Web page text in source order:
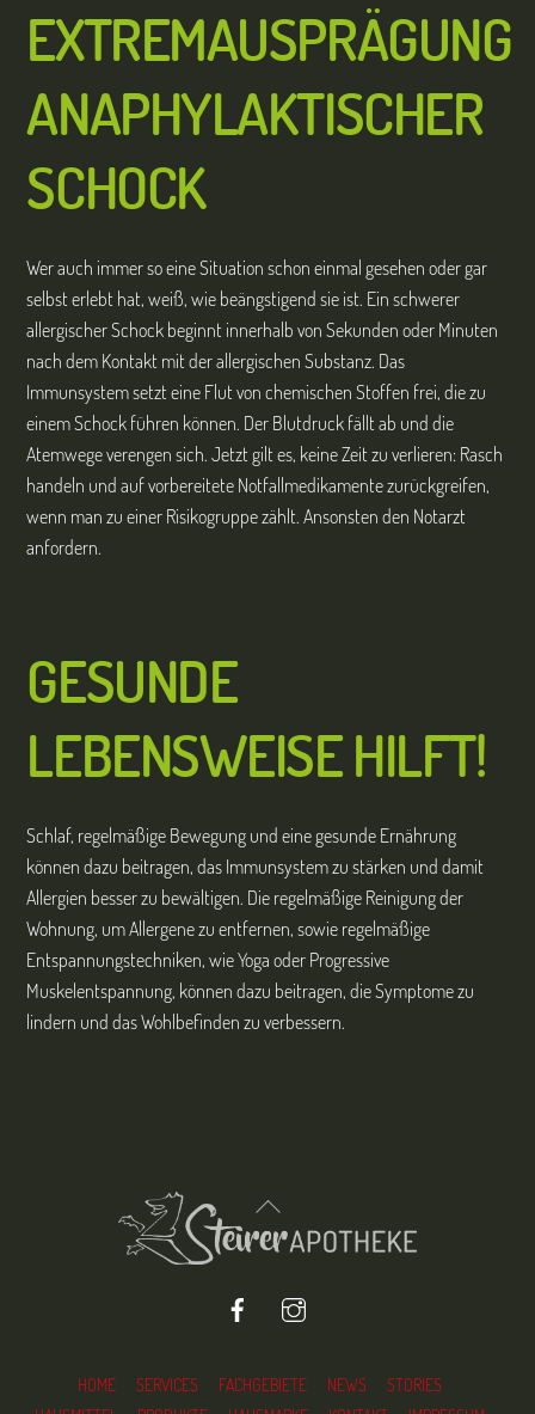
EXTREMAUSPRÄGUNG
ANAPHYLAKTISCHER
SCHOCK
Wer auch immer so eine Situation schon einmal gesehen oder gar
selbst erlebt hat, weiß, wie beängstigend sie ist. Ein schwerer
allergischer Schock beginnt innerhalb von Sekunden oder Minuten
nach dem Kontakt mit der allergischen Substanz. Das
Immunsystem setzt eine Flut von chemischen Stoffen frei, die zu
einem Schock führen können. Der Blutdruck fällt ab und die
Atemwege verengen sich. Jetzt gilt es, keine Zeit zu verlieren: Rasch
handeln und auf vorbereitete Notfallmedikamente zurückgreifen,
wenn man zu einer Risikogruppe zählt. Ansonsten den Notarzt
anfordern.
GESUNDE
LEBENSWEISE HILFT!
Schlaf, regelmäßige Bewegung und eine gesunde Ernährung
können dazu beitragen, das Immunsystem zu stärken und damit
Allergien besser zu bewältigen. Die regelmäßige Reinigung der
Wohnung, um Allergene zu entfernen, sowie regelmäßige
Entspannungstechniken, wie Yoga oder Progressive
Muskelentspannung, können dazu beitragen, die Symptome zu
lindern und das Wohlbefinden zu verbessern.
Back
To
Facebook
HOME SERVICES FACHGEBIETE NEWS
STORIES